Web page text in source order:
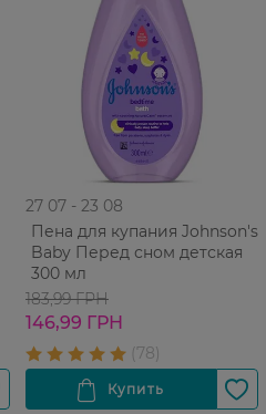
27 07 - 23 08
Пена для купания Johnson's
Baby Перед сном детская
300 мл
183,99 ГРН
146,99 ГРН